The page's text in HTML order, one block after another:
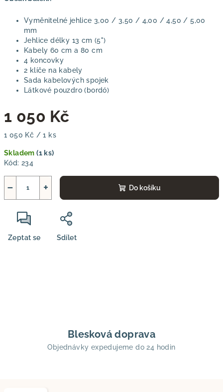
Vyměnitelné jehlice 3,00 / 3,50 / 4,00 / 4,50 / 5,00
mm
Jehlice délky 13 cm (5")
Kabely 60 cm a 80 cm
4 koncovky
2 klíče na kabely
Sada kabelových spojek
Látkové pouzdro (bordó)
1 050 Kč
Měrná
1 050 Kč / 1 ks
Skladem(1 ks)
Kód: 234
+
− Do košíku
Zeptat se Sdílet
Blesková doprava
Objednávky expedujeme do 24 hodin